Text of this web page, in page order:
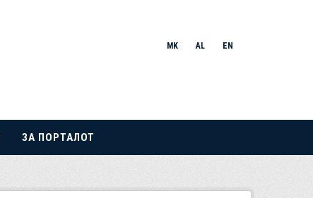
MK AL EN
ЗА ПОРТАЛОТ